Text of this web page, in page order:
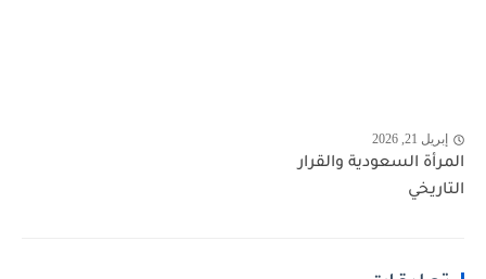
إبريل 21, 2026
المرأة السعودية والقرار
التاريخي